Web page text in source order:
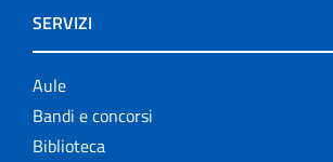
SERVIZI
Aule
Bandi e concorsi
Biblioteca